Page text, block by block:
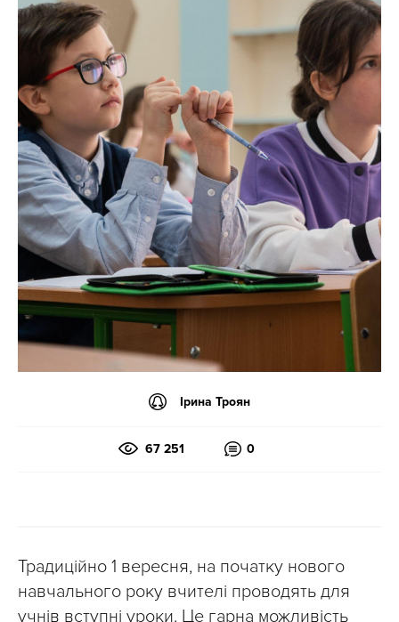
Ірина Троян
67 251 0
Традиційно 1 вересня, на початку нового
навчального року вчителі проводять для
учнів вступні уроки. Це гарна можливість